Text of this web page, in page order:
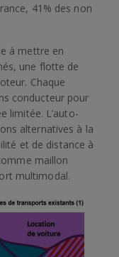
41% des non
à mettre en
une flotte de
Chaque
conducteur pour
limitée. L’auto-
alternatives à la
et de distance à
maillon
multimodal.